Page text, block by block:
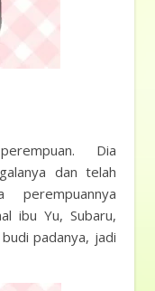
Dia
dan telah
perempuannya
ibu Yu, Subaru,
padanya, jadi